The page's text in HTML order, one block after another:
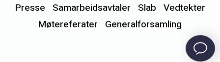
Presse Samarbeidsavtaler Slab Vedtekter
Møtereferater
Generalforsamling